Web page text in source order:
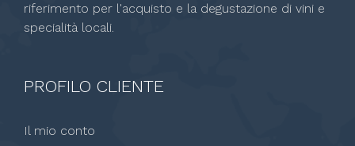
riferimento per l'acquisto e la degustazione di vini e
specialità locali.
PROFILO CLIENTE
Il mio conto